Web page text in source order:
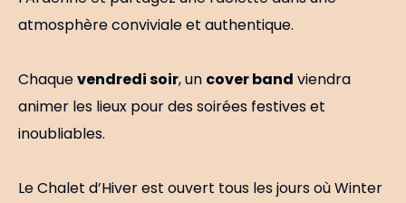
atmosphère conviviale et authentique.
Chaquevendredi soir, un cover band viendra
animer les lieux pour des soirées festives et
inoubliables.
Le Chalet d’Hiver est ouvert tous les jours où Winter